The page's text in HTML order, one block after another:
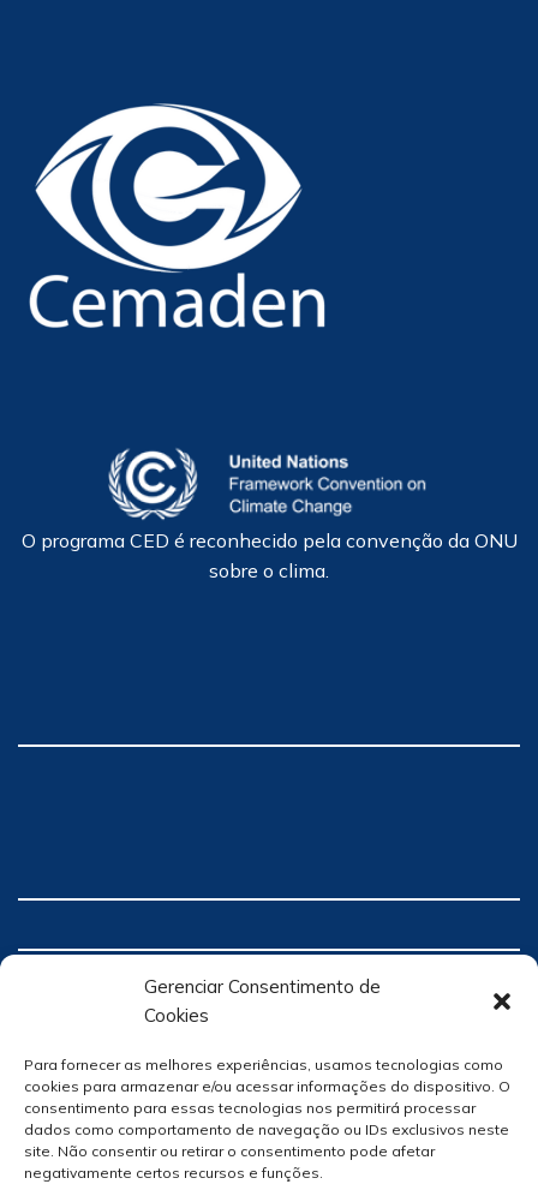
Gerenciar Consentimento de
Cookies
Para fornecer as melhores experiências, usamos tecnologias como
cookies para armazenar e/ou acessar informações do dispositivo. O
consentimento para essas tecnologias nos permitirá processar
dados como comportamento de navegação ou IDs exclusivos neste
site. Não consentir ou retirar o consentimento pode afetar
negativamente certos recursos e funções.
O programa CED é reconhecido pela convenção da ONU
sobre o clima.